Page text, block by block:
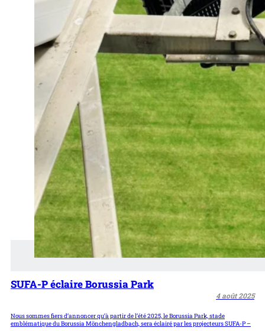
SUFA-P éclaire Borussia Park
4 août 2025
Nous sommes fiers d’annoncer qu’à partir de l’été 2025, le Borussia Park, stade
emblématique du Borussia Mönchengladbach, sera éclairé par les projecteurs SUFA-P –